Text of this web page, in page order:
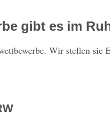
gibt es im
Wir stellen sie